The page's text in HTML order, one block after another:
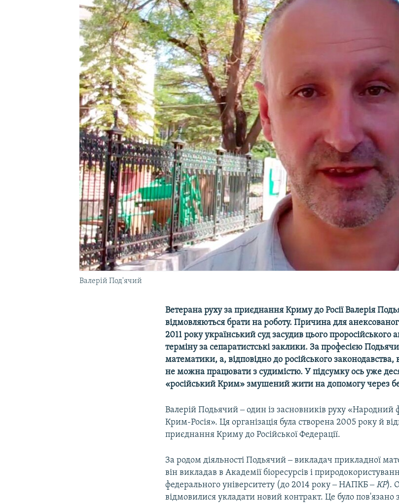
УКРАЇНСЬКА ПРОБЛЕМА КРИМУ
Валерій Под'ячий
Ветерана руху за приєднання Криму до Росії Валерія
відмовляються брати на роботу. Причина для
2011 року український суд засудив цього проросійського
терміну за сепаратистські заклики. За професією
математики, а, відповідно до російського законодавства,
не можна працювати з судимістю. У підсумку ось уже
«російський Крим» змушений жити на допомогу через
Валерій Подьячий ‒ один із засновників руху «Народний
Крим-Росія». Ця організація була створена 2005 року й
приєднання Криму до Російської Федерації.
За родом діяльності Подьячий ‒ викладач прикладної
він викладав в Академії біоресурсів і
федерального університету (до 2014 року ‒ НАПКБ ‒КР).
відмовилися укладати новий контракт. Це було пов'язано